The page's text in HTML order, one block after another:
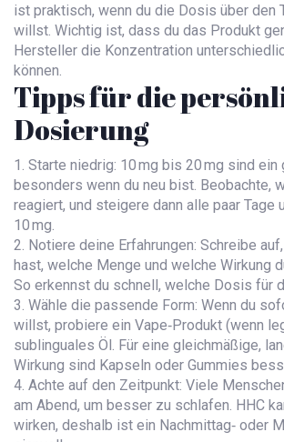
ist praktisch, wenn du die Dosis über den
willst. Wichtig ist, dass du das Produkt
Hersteller die Konzentration
können.
Tipps für die
Dosierung
1. Starte niedrig: 10 mg bis 20 mg sind ein
besonders wenn du neu bist. Beobachte,
reagiert, und steigere dann alle paar Tage
10 mg.
2. Notiere deine Erfahrungen: Schreibe
hast, welche Menge und welche Wirkung
So erkennst du schnell, welche Dosis für
3. Wähle die passende Form: Wenn du
willst, probiere ein Vape‑Produkt (wenn
sublinguales Öl. Für eine gleichmäßige,
Wirkung sind Kapseln oder Gummies
4. Achte auf den Zeitpunkt: Viele
am Abend, um besser zu schlafen. HHC
wirken, deshalb ist ein Nachmittag‑ oder